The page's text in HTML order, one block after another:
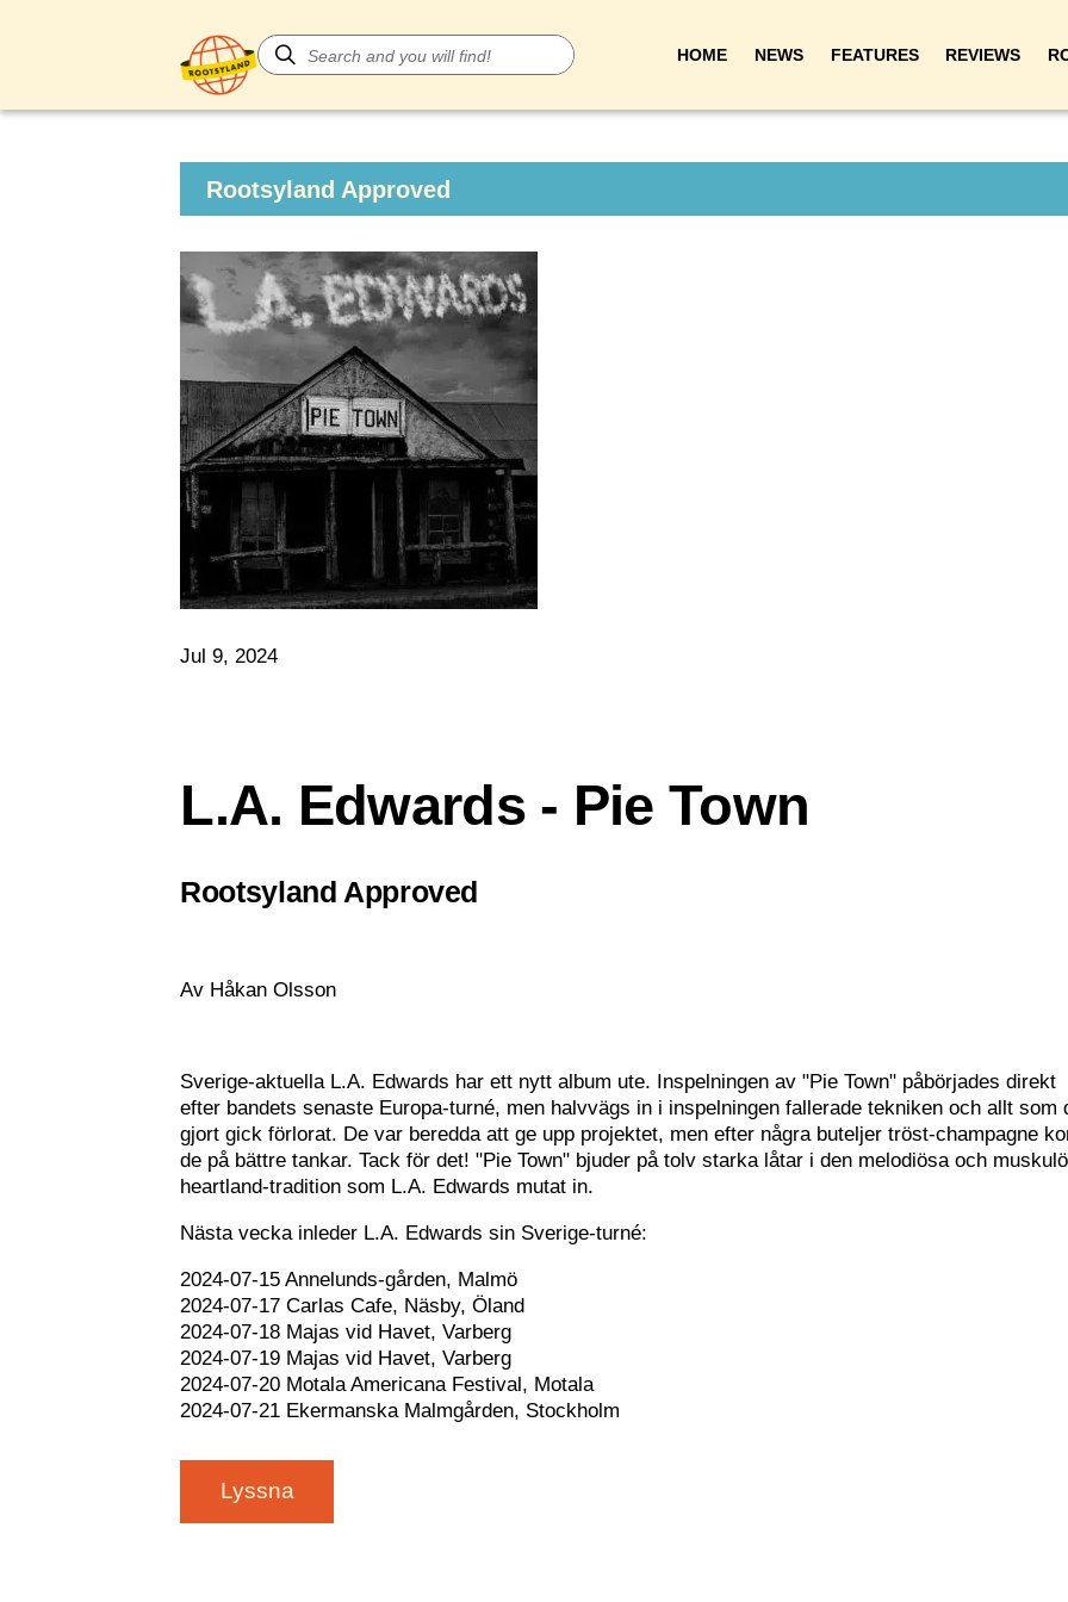
HOME NEWS FEATURES REVIEWS
Rootsyland Approved
Jul 9, 2024
L.A. Edwards - Pie Town
Rootsyland Approved
Av Håkan Olsson
Sverige-aktuella L.A. Edwards har ett nytt album ute. Inspelningen av "Pie Town" påbörjades direkt
efter bandets senaste Europa-turné, men halvvägs in i inspelningen fallerade tekniken och allt som
gjort gick förlorat. De var beredda att ge upp projektet, men efter några buteljer tröst-champagne
de på bättre tankar. Tack för det! "Pie Town" bjuder på tolv starka låtar i den melodiösa och
heartland-tradition som L.A. Edwards mutat in.
Nästa vecka inleder L.A. Edwards sin Sverige-turné:
2024-07-15 Annelunds-gården, Malmö
2024-07-17 Carlas Cafe, Näsby, Öland
2024-07-18 Majas vid Havet, Varberg
2024-07-19 Majas vid Havet, Varberg
2024-07-20 Motala Americana Festival, Motala
2024-07-21 Ekermanska Malmgården, Stockholm
Lyssna